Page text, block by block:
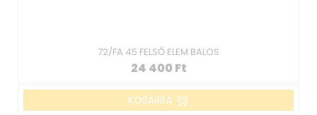
72/FA 45 FELSŐ ELEM BALOS
24 400 Ft
KOSÁRBA